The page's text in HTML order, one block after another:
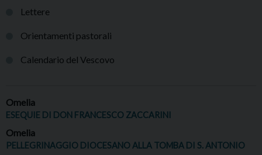
Lettere
Orientamenti pastorali
Calendario del Vescovo
Omelia
ESEQUIE DI DON FRANCESCO ZACCARINI
Omelia
PELLEGRINAGGIO DIOCESANO ALLA TOMBA DI S. ANTONIO